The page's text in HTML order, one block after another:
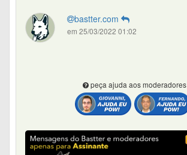
bastter.com
em 25/03/2022 01:02
peça ajuda aos moderadores